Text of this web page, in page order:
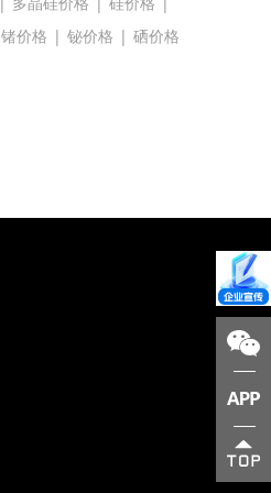
锗价格 | 铋价格 | 硒价格